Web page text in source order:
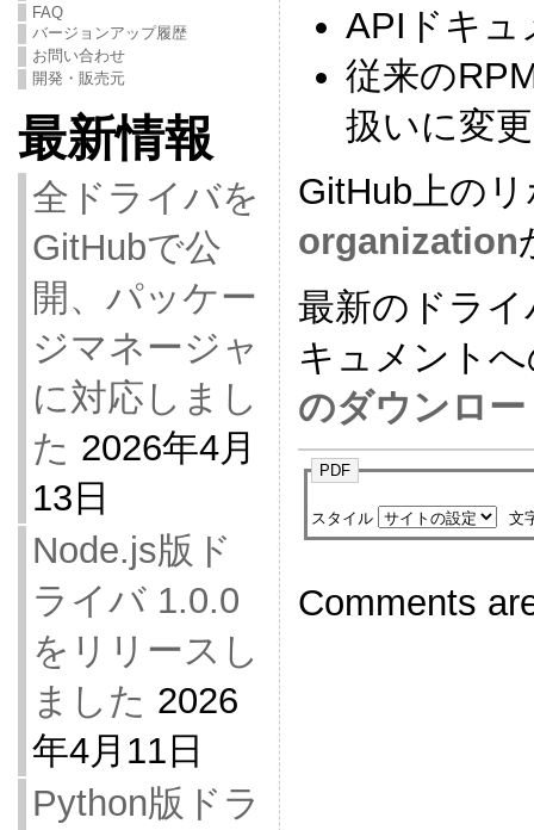
FAQ
バージョンアップ履歴
お問い合わせ
開発・販売元
最新情報
全ドライバを
GitHubで公
開、パッケー
ジマネージャ
に対応しまし
た 2026年4月
13日
Node.js版ド
ライバ 1.0.0
をリリースし
ました 2026
年4月11日
Python版ドラ
APIドキュ
従来の
扱いに変更
GitHub上の
organization
最新のドラ
キュメント
のダウンロー
PDF
スタイル 文
Comments